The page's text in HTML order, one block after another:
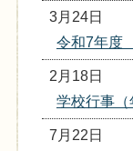
3月24日
令和7年度
2月18日
学校行事（
7月22日